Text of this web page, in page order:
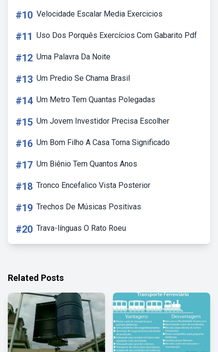
#10 Velocidade Escalar Media Exercicios
#11 Uso Dos Porquês Exercícios Com Gabarito Pdf
#12 Uma Palavra Da Noite
#13 Um Predio Se Chama Brasil
#14 Um Metro Tem Quantas Polegadas
#15 Um Jovem Investidor Precisa Escolher
#16 Um Bom Filho A Casa Torna Significado
#17 Um Biênio Tem Quantos Anos
#18 Tronco Encefalico Vista Posterior
#19 Trechos De Músicas Positivas
#20 Trava-línguas O Rato Roeu
Related Posts